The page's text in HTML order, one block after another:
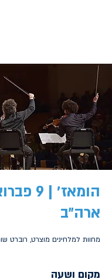
ארה״ב
מחוות למלחינים מוצרט, רוברט
מקום ושעה